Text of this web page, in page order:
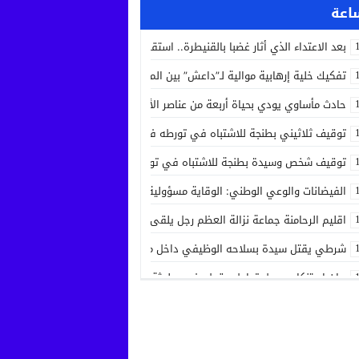
بعد الاعتداء الذي أثار غضبا بالقنيطرة.. استقرار الحالة الصحية لسائق
تفكيك خلية إرهابية موالية لـ”داعش” بين المغرب وإسبانيا في عملية أمنية
حادث مأساوي يودي بحياة أربعة من عناصر الأمن الوطني في مهمة رسمية
توقيف ثلاثيني بطنجة للاشتباه في تورطه في جريمة قتل داخل مستشفى بعد
توقيف شخص وسيدة بطنجة للاشتباه في تورطهما في تزوير شهادات
الفيضانات والوعي الوطني: الوقاية مسؤولية الجميع
اقليم الرحامنة جماعة نزالة العظم رجل يلقى حتفه بآلة جني الزيتون داخل
شرطي يقتل سيدة بسلاحه الوظيفي داخل منزله بسلا الجديدة
بيان استنكاري حول تداول مقطع فيديو لجثة مواطن من مدينة عيون سيدي